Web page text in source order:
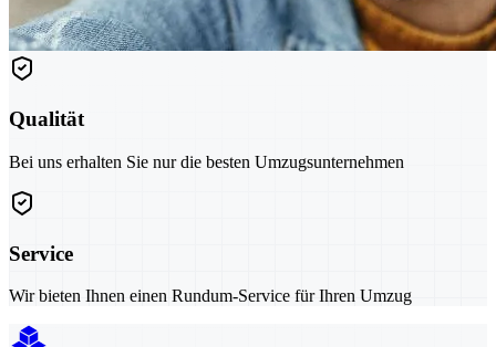
Qualität
Bei uns erhalten Sie nur die besten Umzugsunternehmen
Service
Wir bieten Ihnen einen Rundum-Service für Ihren Umzug